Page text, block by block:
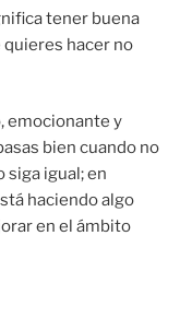
tener buena
quieres hacer no
emocionante y
bien cuando no
siga igual; en
haciendo algo
en el ámbito